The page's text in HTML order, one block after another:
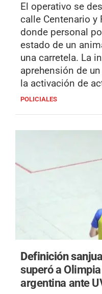
El operativo se
calle Centenario y
donde personal
estado de un
una carretela. La
aprehensión de
la activación de
POLICIALES
Definición
superó a
argentina ante